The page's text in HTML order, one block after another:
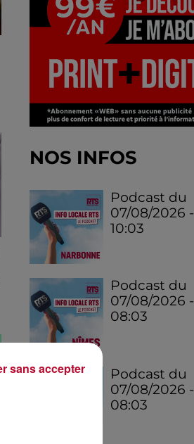
NOS INFOS
Podcast du
07/08/2026 -
10:03
Podcast du
07/08/2026 -
08:03
Podcast du
07/08/2026 -
08:03
sans accepter